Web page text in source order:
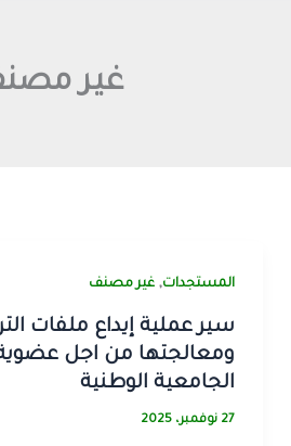
غير
المستجدات, غير مصنف
سير عملية إيداع ملفات
ومعالجتها من اجل عضوية
الجامعية الوطنية
27 نوفمبر، 2025